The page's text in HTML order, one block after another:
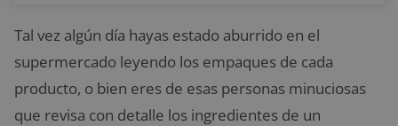
Tal vez algún día hayas estado aburrido en el
supermercado leyendo los empaques de cada
producto, o bien eres de esas personas minuciosas
que revisa con detalle los ingredientes de un